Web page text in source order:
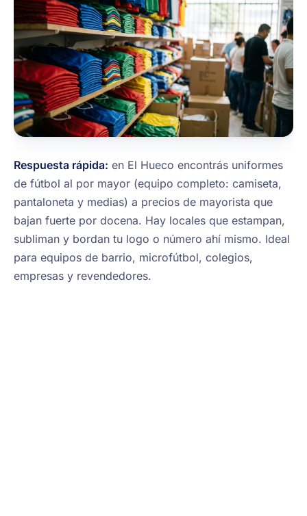
Respuesta rápida: en El Hueco encontrás uniformes
de fútbol al por mayor (equipo completo: camiseta,
pantaloneta y medias) a precios de mayorista que
bajan fuerte por docena. Hay locales que estampan,
subliman y bordan tu logo o número ahí mismo. Ideal
para equipos de barrio, microfútbol, colegios,
empresas y revendedores.